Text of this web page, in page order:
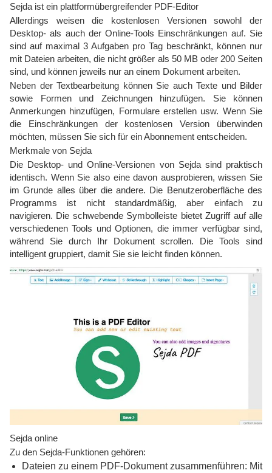
Sejda ist ein plattformübergreifender PDF-Editor
Allerdings weisen die kostenlosen Versionen sowohl der
Desktop- als auch der Online-Tools Einschränkungen auf. Sie
sind auf maximal 3 Aufgaben pro Tag beschränkt, können nur
mit Dateien arbeiten, die nicht größer als 50 MB oder 200 Seiten
sind, und können jeweils nur an einem Dokument arbeiten.
Neben der Textbearbeitung können Sie auch Texte und Bilder
sowie Formen und Zeichnungen hinzufügen. Sie können
Anmerkungen hinzufügen, Formulare erstellen usw. Wenn Sie
die Einschränkungen der kostenlosen Version überwinden
möchten, müssen Sie sich für ein Abonnement entscheiden.
Merkmale von Sejda
Die Desktop- und Online-Versionen von Sejda sind praktisch
identisch. Wenn Sie also eine davon ausprobieren, wissen Sie
im Grunde alles über die andere. Die Benutzeroberfläche des
Programms ist nicht standardmäßig, aber einfach zu
navigieren. Die schwebende Symbolleiste bietet Zugriff auf alle
verschiedenen Tools und Optionen, die immer verfügbar sind,
während Sie durch Ihr Dokument scrollen. Die Tools sind
intelligent gruppiert, damit Sie sie leicht finden können.
Sejda online
Zu den Sejda-Funktionen gehören:
Dateien zu einem PDF-Dokument zusammenführen: Mit